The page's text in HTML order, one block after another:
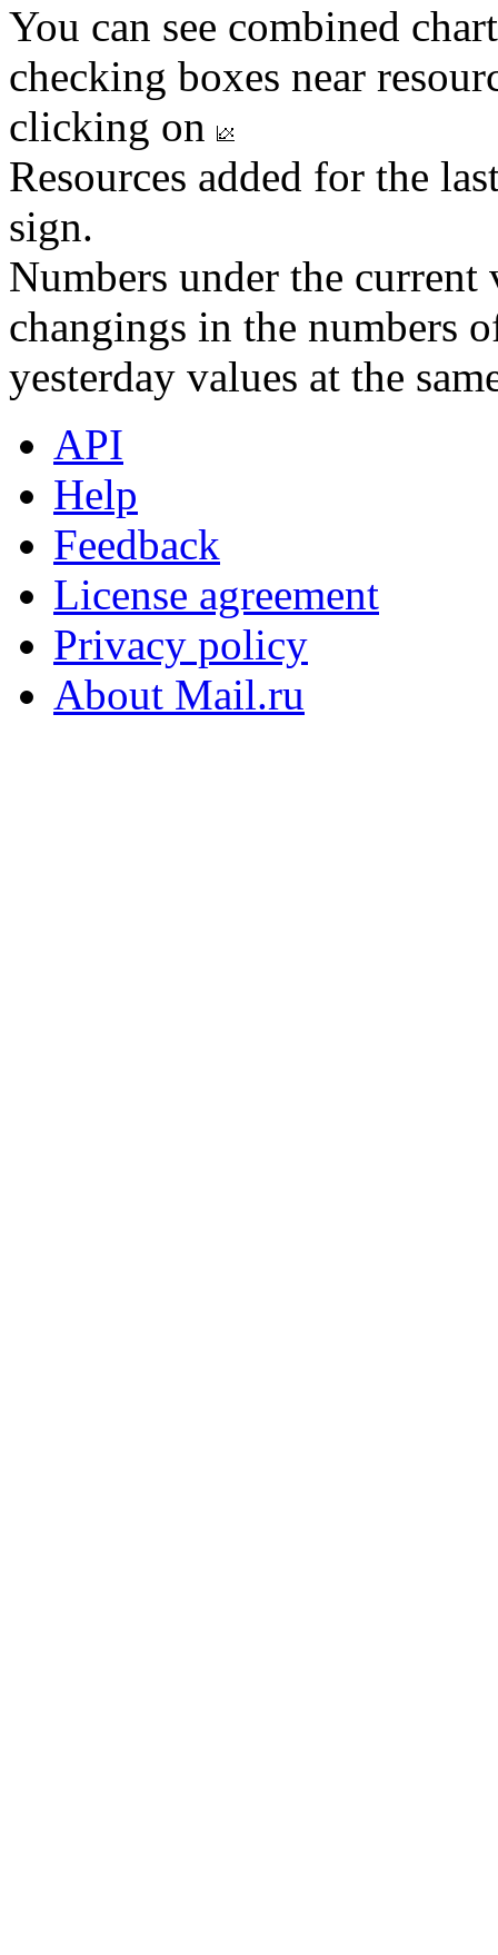
You can see combined
checking boxes near
clicking on
Resources added for the
sign.
Numbers under the
changings in the numbers
yesterday values at the
API
Help
Feedback
License agreement
Privacy policy
About Mail.ru